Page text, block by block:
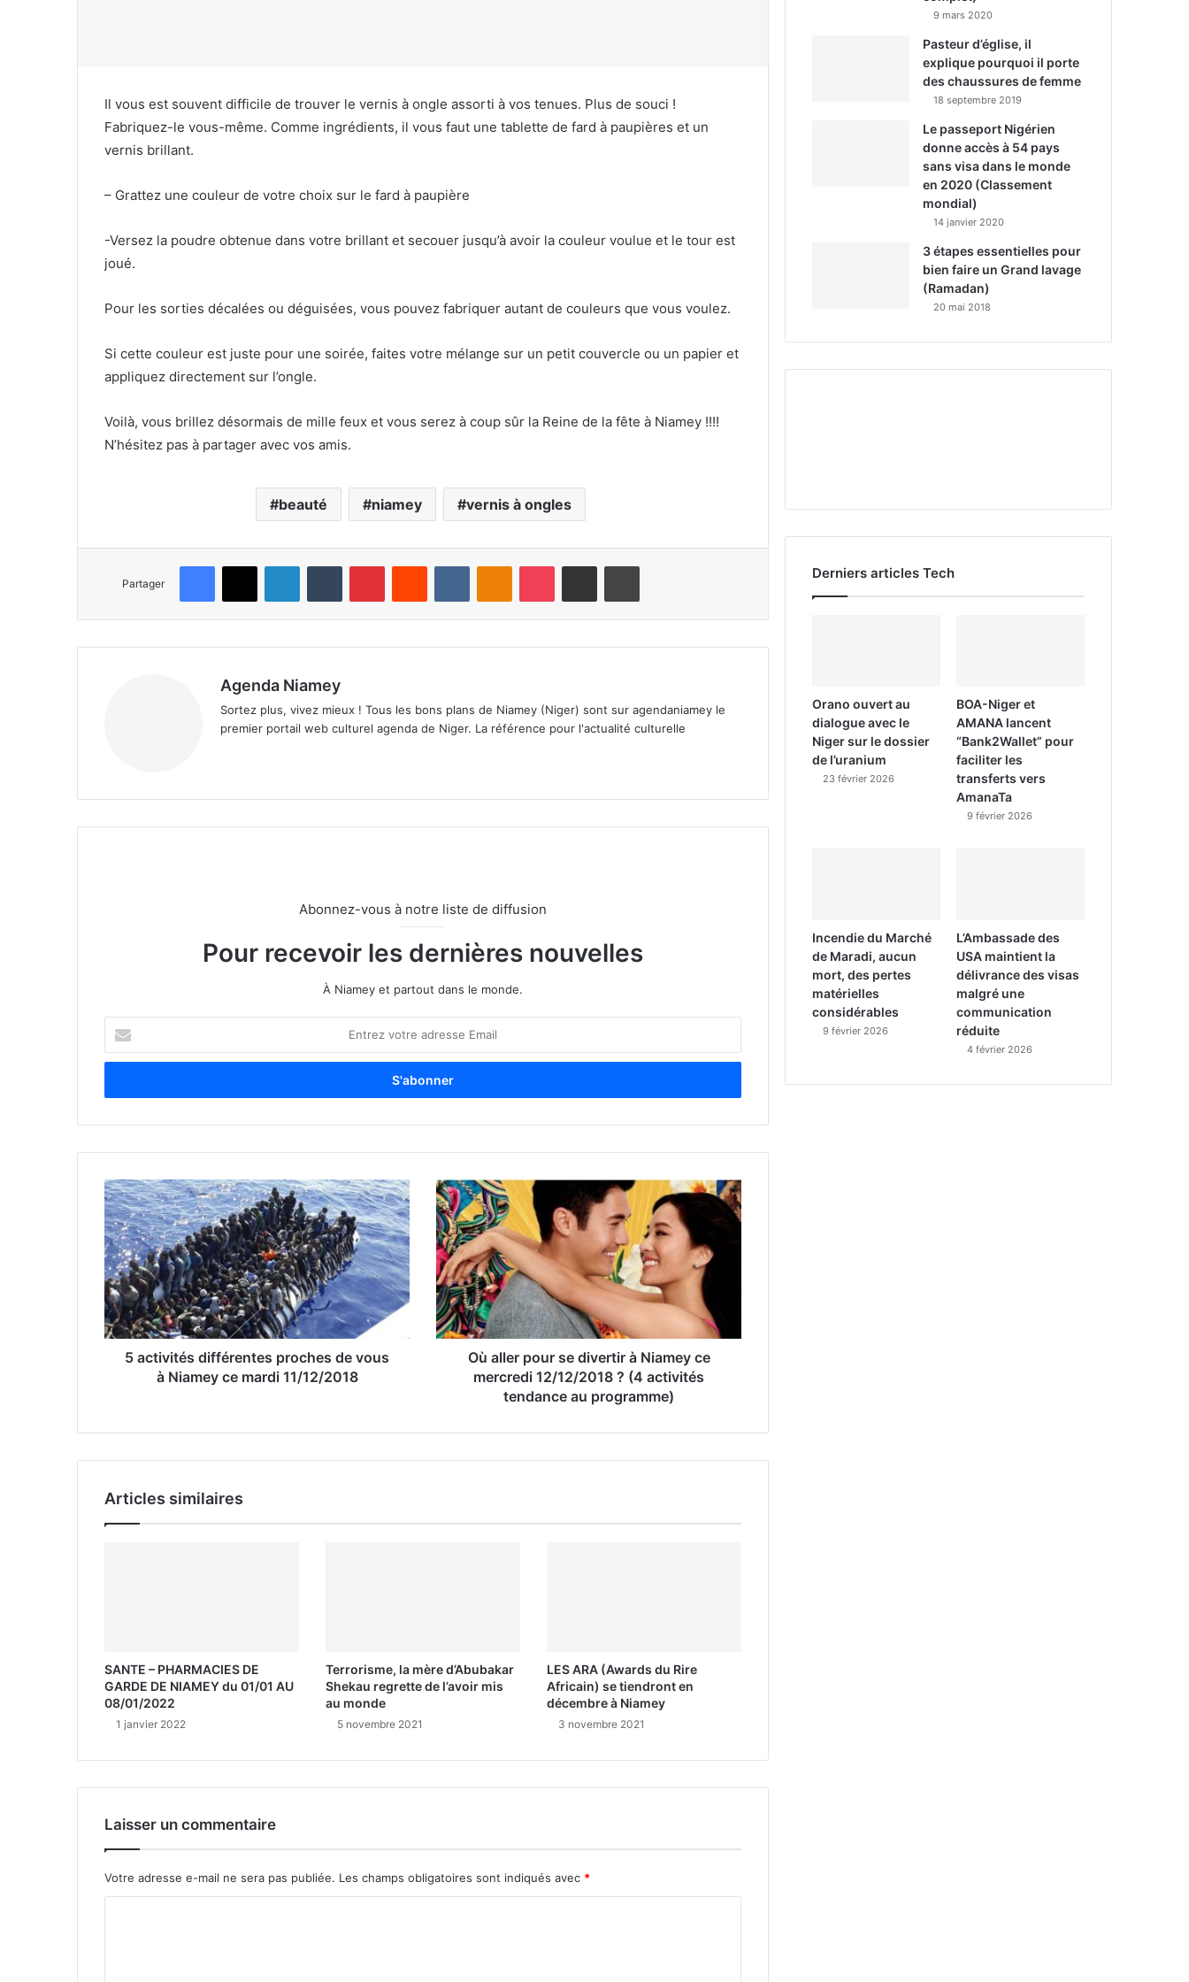
Il vous est souvent difficile de trouver le vernis à ongle assorti à vos tenues. Plus de souci !
Fabriquez-le vous-même. Comme ingrédients, il vous faut une tablette de fard à paupières et un
vernis brillant.
– Grattez une couleur de votre choix sur le fard à paupière
-Versez la poudre obtenue dans votre brillant et secouer jusqu’à avoir la couleur voulue et le tour est
joué.
Pour les sorties décalées ou déguisées, vous pouvez fabriquer autant de couleurs que vous voulez.
Si cette couleur est juste pour une soirée, faites votre mélange sur un petit couvercle ou un papier et
appliquez directement sur l’ongle.
Voilà, vous brillez désormais de mille feux et vous serez à coup sûr la Reine de la fête à Niamey !!!!
N’hésitez pas à partager avec vos amis.
beauté niamey vernis à ongles
Partager
Agenda Niamey
Sortez plus, vivez mieux ! Tous les bons plans de Niamey (Niger) sont sur agendaniamey le
premier portail web culturel agenda de Niger. La référence pour l'actualité culturelle
Abonnez-vous à notre liste de diffusion
Pour recevoir les dernières nouvelles
À Niamey et partout dans le monde.
t
e
o
r
e
a
d
r
e
s
s
e
l
5 activités différentes proches de vous
à Niamey ce mardi 11/12/2018
Où aller pour se divertir à Niamey ce
mercredi 12/12/2018 ? (4 activités
tendance au programme)
Articles similaires
SANTE – PHARMACIES DE
GARDE DE NIAMEY du 01/01 AU
08/01/2022
1 janvier 2022
Terrorisme, la mère d’Abubakar
Shekau regrette de l’avoir mis
au monde
5 novembre 2021
LES ARA (Awards du Rire
Africain) se tiendront en
décembre à Niamey
3 novembre 2021
Laisser un commentaire
Votre adresse e-mail ne sera pas publiée. Les champs obligatoires sont indiqués avec *
9 mars 2020
Pasteur d’église, il
explique pourquoi il porte
des chaussures de femme
18 septembre 2019
Le passeport Nigérien
donne accès à 54 pays
sans visa dans le monde
en 2020 (Classement
mondial)
14 janvier 2020
3 étapes essentielles pour
bien faire un Grand lavage
(Ramadan)
20 mai 2018
Derniers articles Tech
Orano ouvert au
dialogue avec le
Niger sur le dossier
de l’uranium
23 février 2026
BOA-Niger et
AMANA lancent
“Bank2Wallet” pour
faciliter les
transferts vers
AmanaTa
9 février 2026
Incendie du Marché
de Maradi, aucun
mort, des pertes
matérielles
considérables
9 février 2026
L’Ambassade des
USA maintient la
délivrance des visas
malgré une
communication
réduite
4 février 2026